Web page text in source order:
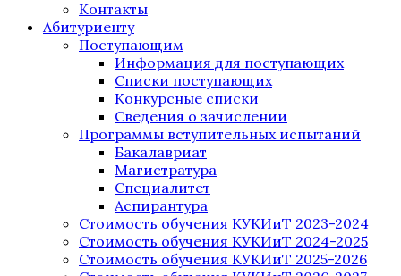
Контакты
Абитуриенту
Поступающим
Информация для поступающих
Списки поступающих
Конкурсные списки
Сведения о зачислении
Программы вступительных испытаний
Бакалавриат
Магистратура
Специалитет
Аспирантура
Стоимость обучения КУКИиТ 2023-2024
Стоимость обучения КУКИиТ 2024-2025
Стоимость обучения КУКИиТ 2025-2026